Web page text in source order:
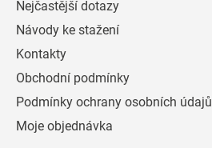
Nejčastější dotazy
Návody ke stažení
Kontakty
Obchodní podmínky
Podmínky ochrany osobních údajů
Moje objednávka